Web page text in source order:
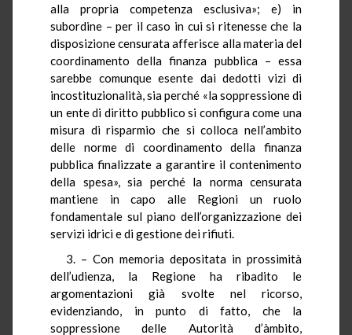
alla propria competenza esclusiva»; e) in
subordine – per il caso in cui si ritenesse che la
disposizione censurata afferisce alla materia del
coordinamento della finanza pubblica – essa
sarebbe comunque esente dai dedotti vizi di
incostituzionalità, sia perché «la soppressione di
un ente di diritto pubblico si configura come una
misura di risparmio che si colloca nell’ambito
delle norme di coordinamento della finanza
pubblica finalizzate a garantire il contenimento
della spesa», sia perché la norma censurata
mantiene in capo alle Regioni un ruolo
fondamentale sul piano dell’organizzazione dei
servizi idrici e di gestione dei rifiuti.
3. – Con memoria depositata in prossimità
dell’udienza, la Regione ha ribadito le
argomentazioni già svolte nel ricorso,
evidenziando, in punto di fatto, che la
soppressione delle Autorità d’àmbito,